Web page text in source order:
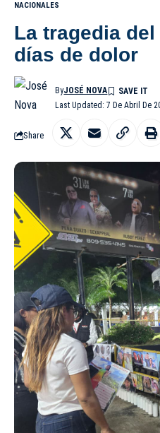
NACIONALES
La tragedia
días de dolor
Last Updated: 7 De Abril De
ByJOSÉ NOVA
Share